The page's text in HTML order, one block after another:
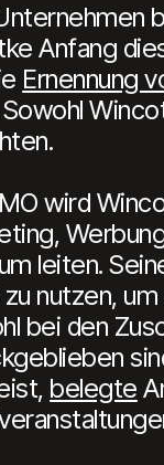
Anfang
Ernennung
Sowohl
wird
leiten.
nutzen,
bei den
belegte